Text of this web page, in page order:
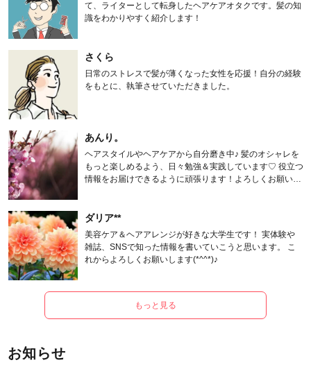
て、ライターとして転身したヘアケアオタクです。髪の知
識をわかりやすく紹介します！
さくら
日常のストレスで髪が薄くなった女性を応援！自分の経験
をもとに、執筆させていただきました。
あんり。
ヘアスタイルやヘアケアから自分磨き中♪ 髪のオシャレを
もっと楽しめるよう、日々勉強＆実践しています♡ 役立つ
情報をお届けできるように頑張ります！よろしくお願いし
ダリア**
美容ケア＆ヘアアレンジが好きな大学生です！ 実体験や
雑誌、SNSで知った情報を書いていこうと思います。 こ
れからよろしくお願いします(*^^*)♪
もっと見る
お知らせ